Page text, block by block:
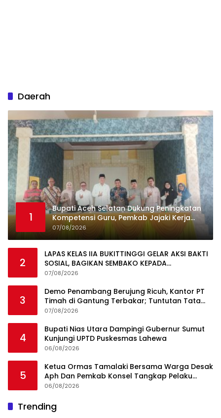
Daerah
1
Bupati Aceh Selatan Dukung Peningkatan
Kompetensi Guru, Pemkab Jajaki Kerja
Sama dengan Pascasarjana USK
07/08/2026
2
LAPAS KELAS IIA BUKITTINGGI GELAR AKSI BAKTI
SOSIAL, BAGIKAN SEMBAKO KEPADA
MASYARAKAT SEKITAR
07/08/2026
3
Demo Penambang Berujung Ricuh, Kantor PT
Timah di Gantung Terbakar; Tuntutan Tata
Niaga Timah Jadi Sorotan
07/08/2026
4
Bupati Nias Utara Dampingi Gubernur Sumut
Kunjungi UPTD Puskesmas Lahewa
06/08/2026
5
Ketua Ormas Tamalaki Bersama Warga Desak
Aph Dan Pemkab Konsel Tangkap Pelaku
Angkut Cangkang Sawit Overload, Truk PT KAP
06/08/2026
Trending
1
Gerindra